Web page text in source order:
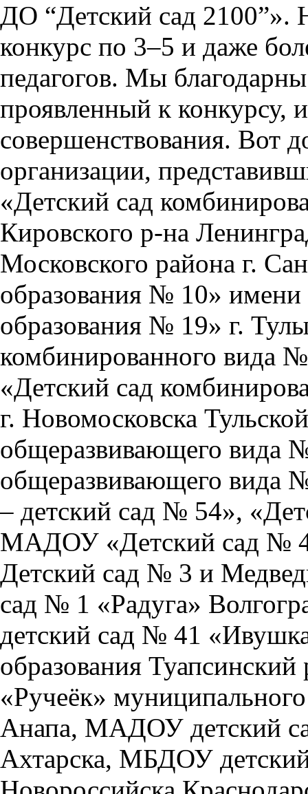
ДО “Детский сад 2100”».
конкурс по 3–5 и даже
педагогов. Мы
проявленный к конкурсу,
совершенствования. Вот
организации,
«Детский сад
Кировского р-на
Московского района г.
образования № 10»
образования № 19» г.
комбинированного
«Детский сад
г. Новомосковска
общеразвивающего вида
общеразвивающего вида
– детский сад № 54»,
МАДОУ «Детский сад №
Детский сад № 3 и
сад № 1 «Радуга»
детский сад № 41
образования
«Ручеёк»
Анапа, МАДОУ детский
Ахтарска, МБДОУ